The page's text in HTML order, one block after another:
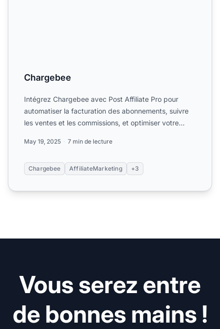
Chargebee
Intégrez Chargebee avec Post Affiliate Pro pour
automatiser la facturation des abonnements, suivre
les ventes et les commissions, et optimiser votre
May 19, 2025 7 min de lecture
Chargebee AffiliateMarketing +3
Vous serez entre
de bonnes mains !